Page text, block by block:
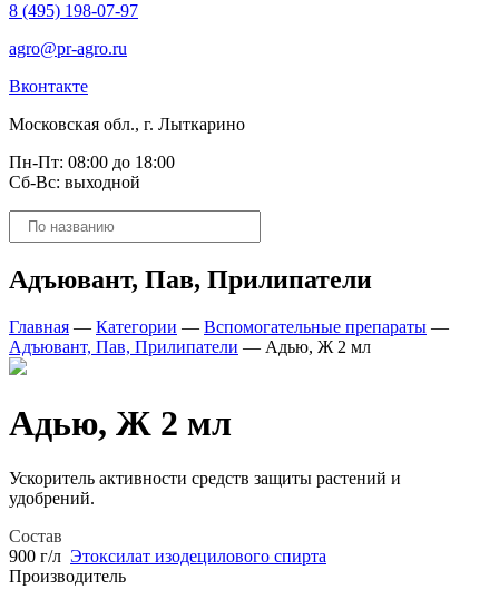
8 (495) 198-07-97
agro@pr-agro.ru
Вконтакте
Московская обл., г. Лыткарино
Пн-Пт: 08:00 до 18:00
Сб-Вс: выходной
Поиск
товаров
Адъювант, Пав, Прилипатели
Главная — Категории — Вспомогательные препараты —
Адъювант, Пав, Прилипатели — Адью, Ж 2 мл
Адью, Ж 2 мл
Ускоритель активности средств защиты растений и
удобрений.
Состав
900 г/л Этоксилат изодецилового спирта
Производитель